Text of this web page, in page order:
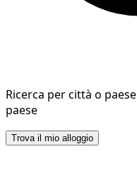
Ricerca per città o paese
paese
Trova il mio alloggio